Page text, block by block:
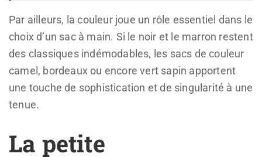
Par ailleurs, la couleur joue un rôle essentiel dans le
choix d’un sac à main. Si le noir et le marron restent
des classiques indémodables, les sacs de couleur
camel, bordeaux ou encore vert sapin apportent
une touche de sophistication et de singularité à une
tenue.
La petite